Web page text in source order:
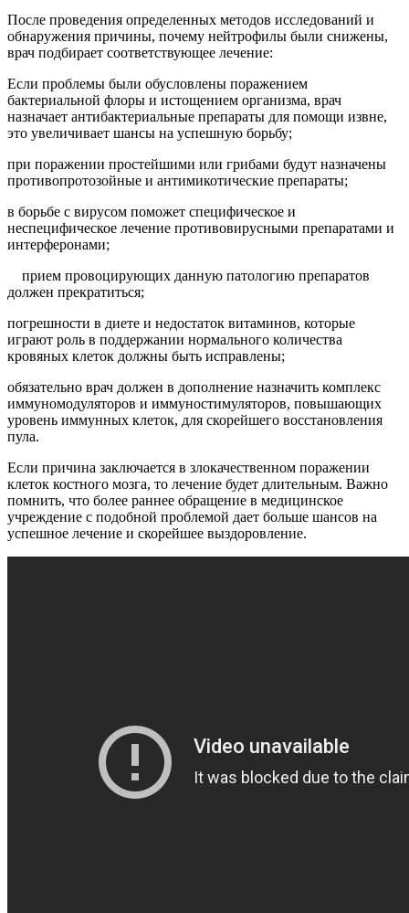
После проведения определенных методов исследований и
обнаружения причины, почему нейтрофилы были снижены,
врач подбирает соответствующее лечение:
Если проблемы были обусловлены поражением
бактериальной флоры и истощением организма, врач
назначает антибактериальные препараты для помощи извне,
это увеличивает шансы на успешную борьбу;
при поражении простейшими или грибами будут назначены
противопротозойные и антимикотические препараты;
в борьбе с вирусом поможет специфическое и
неспецифическое лечение противовирусными препаратами и
интерферонами;
прием провоцирующих данную патологию препаратов
должен прекратиться;
погрешности в диете и недостаток витаминов, которые
играют роль в поддержании нормального количества
кровяных клеток должны быть исправлены;
обязательно врач должен в дополнение назначить комплекс
иммуномодуляторов и иммуностимуляторов, повышающих
уровень иммунных клеток, для скорейшего восстановления
пула.
Если причина заключается в злокачественном поражении
клеток костного мозга, то лечение будет длительным. Важно
помнить, что более раннее обращение в медицинское
учреждение с подобной проблемой дает больше шансов на
успешное лечение и скорейшее выздоровление.